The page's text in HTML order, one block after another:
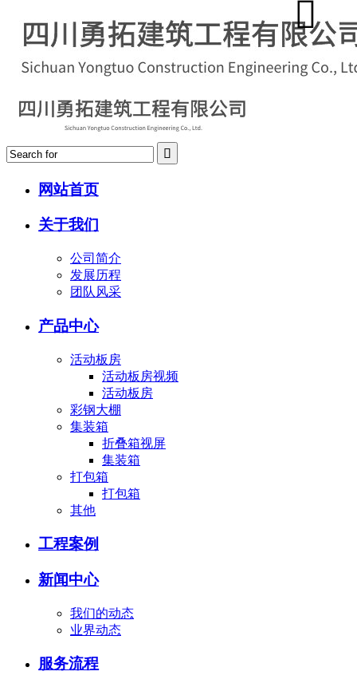
网站首页
关于我们
公司简介
发展历程
团队风采
产品中心
活动板房
活动板房视频
活动板房
彩钢大棚
集装箱
折叠箱视屏
集装箱
打包箱
打包箱
其他
工程案例
新闻中心
我们的动态
业界动态
服务流程